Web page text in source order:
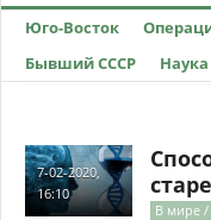
Юго-Восток
Бывший СССР
7-02-2020,
16:10
В мире